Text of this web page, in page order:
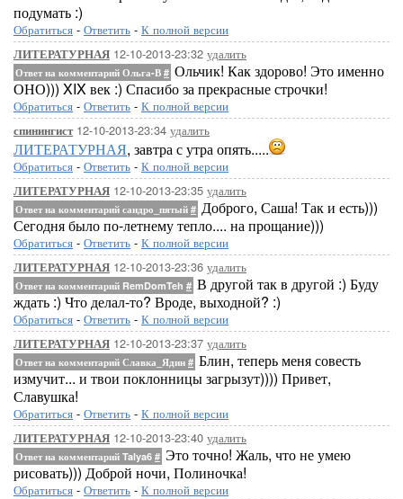
подумать :)
Обратиться - Ответить - К полной версии
ЛИТЕРАТУРНАЯ 12-10-2013-23:32 удалить
Ответ на комментарий Ольга-В # Ольчик! Как здорово! Это именно
ОНО))) XIX век :) Спасибо за прекрасные строчки!
Обратиться - Ответить - К полной версии
спинингист12-10-2013-23:34 удалить
ЛИТЕРАТУРНАЯ, завтра с утра опять.....
Обратиться - Ответить - К полной версии
ЛИТЕРАТУРНАЯ 12-10-2013-23:35 удалить
Ответ на комментарий сандро_пятый # Доброго, Саша! Так и есть)))
Сегодня было по-летнему тепло.... на прощание)))
Обратиться - Ответить - К полной версии
ЛИТЕРАТУРНАЯ 12-10-2013-23:36 удалить
Ответ на комментарий RemDomTeh # В другой так в другой :) Буду
ждать :) Что делал-то? Вроде, выходной? :)
Обратиться - Ответить - К полной версии
ЛИТЕРАТУРНАЯ 12-10-2013-23:37 удалить
Ответ на комментарий Славка_Ядин # Блин, теперь меня совесть
измучит... и твои поклонницы загрызут)))) Привет,
Славушка!
Обратиться - Ответить - К полной версии
ЛИТЕРАТУРНАЯ 12-10-2013-23:40 удалить
Ответ на комментарий Talya6 # Это точно! Жаль, что не умею
рисовать))) Доброй ночи, Полиночка!
Обратиться - Ответить - К полной версии